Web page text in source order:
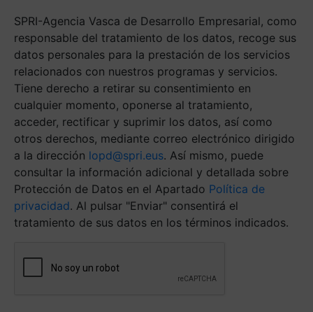
ágil.
(Obligatorio)
SPRI-Agencia Vasca de Desarrollo Empresarial, como
responsable del tratamiento de los datos, recoge sus
datos personales para la prestación de los servicios
relacionados con nuestros programas y servicios.
Tiene derecho a retirar su consentimiento en
cualquier momento, oponerse al tratamiento,
acceder, rectificar y suprimir los datos, así como
otros derechos, mediante correo electrónico dirigido
a la dirección lopd@spri.eus. Así mismo, puede
consultar la información adicional y detallada sobre
Protección de Datos en el Apartado Política de
privacidad. Al pulsar "Enviar" consentirá el
tratamiento de sus datos en los términos indicados.